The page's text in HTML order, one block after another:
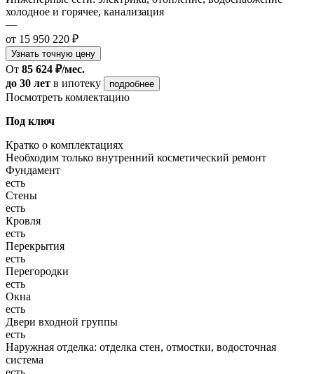
холодное и горячее, канализация
—
от 15 950 220 ₽
Узнать точную цену
От 85 624 ₽/мес.
до 30 лет в ипотеку подробнее
Посмотреть комлектацию
Под ключ
Кратко о комплектациях
Необходим только внутренний косметический ремонт
Фундамент
есть
Стены
есть
Кровля
есть
Перекрытия
есть
Перегородки
есть
Окна
есть
Двери входной группы
есть
Наружная отделка: отделка стен, отмостки, водосточная
система